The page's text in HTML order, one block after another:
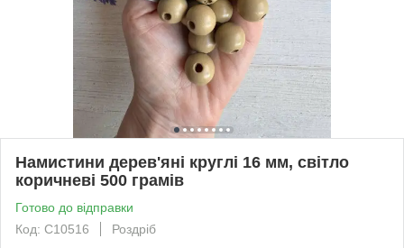
Намистини дерев'яні круглі 16 мм, світло
коричневі 500 грамів
Готово до відправки
Код: С10516
Роздріб